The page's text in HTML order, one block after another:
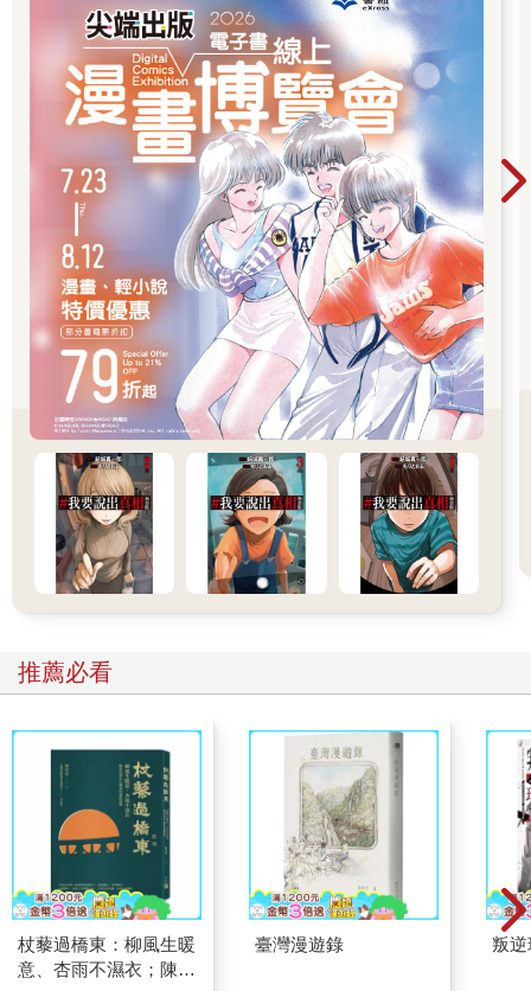
――觀……？
觀風跪在原地，摸了摸瑪德蓮的臉頰。跟面具打鬥時受的傷很
輕，也已經消腫了。瑪德蓮閉上眼睛，用鼻頭蹭著觀風的手，嗅
了嗅他的味道。最後又輕喚一聲「觀」，便再度墜入夢鄉。看來
觀風指尖上沾到的那股、平常使用的香氛油味道讓他很安心。這
種時候的瑪德蓮，看起來就像獸類的幼崽那般稚嫩。
觀風脫下自己披著的袍子蓋在瑪德蓮身上，讓他繼續睡在中庭。
看樣子比起房間裡的床，這裡更能讓他放心。說不定是被關在漆
黑牢房裡所造成的影響。觀風想起之前他被關在籠子裡時，情緒
同樣相當不穩定。
這是當然的。
無論關在籠子裡還是牢房裡，都會對人的精神造成極大痛苦。
「話說回來，你的交涉能力真教人佩服啊。做出那樣的暴力行
為，竟然不必遭受責罰。你到底使了什麼手段啊……我還是頭一
次有點同情秩序呢。畢竟好幾名面具被你揍飛，他卻只能忍氣吞
聲。」
「關於行使暴力一事我有在反省，也已經向秩序道歉了。」
反省是反省了，但自己並不後悔。雖然觀風沒明講，不過敏銳的
明晰應該看出來了吧。
觀風擅闖秩序的私宅、搶回瑪德蓮一事，後來當然鬧上了評議
當時長老娑門全擺出相當不悅的表情，責備觀風娑門不該做出這
等行徑，並要求他深刻反省，然而關於懲罰卻是隻字未提。
明晰以尖銳的語氣這麼問，觀風老實回答他「……是快要忘記
了」。
「我已經習慣壓抑力氣，平常都處於控制的狀態。然而當時，那
種控制好像突然失效了……」
「這次的事讓你的能力徹底曝光了啊。本來只有我和治癒知道這
項天賦的說。」
其實，觀風擁有的天賦不只一種。掌握天候的能力來自於「感知
氣溫、溼度、氣壓等變化的感官很敏銳」。
除此之外，他還有一種天賦是「臂力強得異於常人」。觀風的肌
肉量並不多，因此從外表看不出來。根據治癒的說明，似乎是因
為形成肌肉的組織天生就很強韌。這同樣是會遺傳的天賦，雖然
父親並無這種能力，不過聽說曾祖父的臂力也很強。而他們從未
向周遭公開這件事。
推薦必看
杖藜過橋東：柳風生暖
意、杏雨不濕衣；陳亮
臺灣漫遊錄 叛逆